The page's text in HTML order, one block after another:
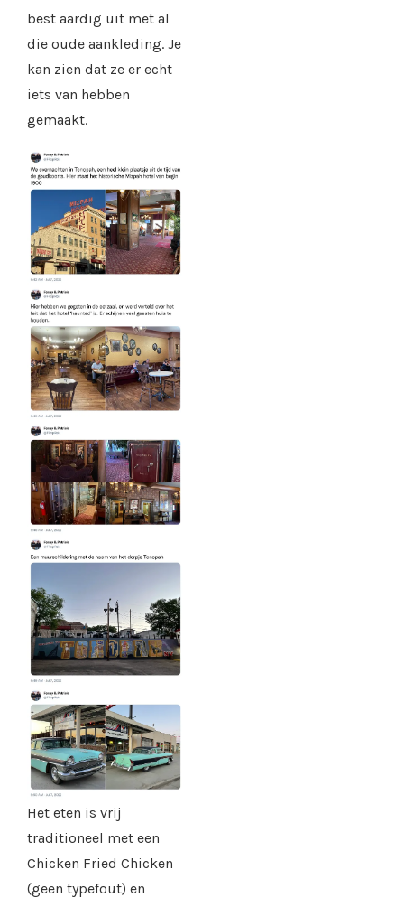
best aardig uit met al
die oude aankleding. Je
kan zien dat ze er echt
iets van hebben
gemaakt.
Het eten is vrij
traditioneel met een
Chicken Fried Chicken
(geen typefout) en